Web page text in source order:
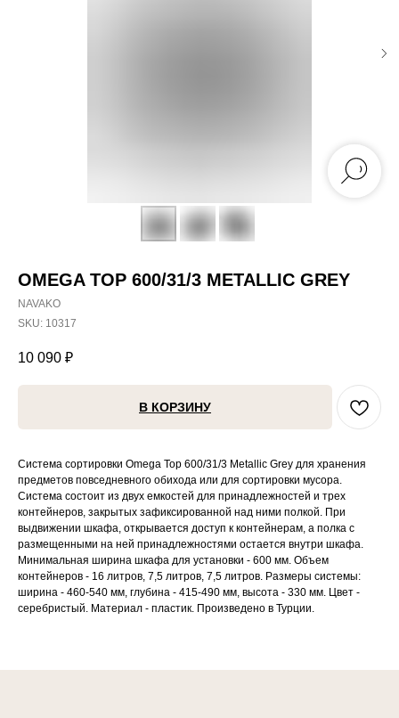
OMEGA TOP 600/31/3 METALLIC GREY
NAVAKO
SKU: 10317
10 090 ₽
В КОРЗИНУ
Система сортировки Omega Top 600/31/3 Metallic Grey для хранения
предметов повседневного обихода или для сортировки мусора.
Система состоит из двух емкостей для принадлежностей и трех
контейнеров, закрытых зафиксированной над ними полкой. При
выдвижении шкафа, открывается доступ к контейнерам, а полка с
размещенными на ней принадлежностями остается внутри шкафа.
Минимальная ширина шкафа для установки - 600 мм. Объем
контейнеров - 16 литров, 7,5 литров, 7,5 литров. Размеры системы:
ширина - 460-540 мм, глубина - 415-490 мм, высота - 330 мм. Цвет -
серебристый. Материал - пластик. Произведено в Турции.